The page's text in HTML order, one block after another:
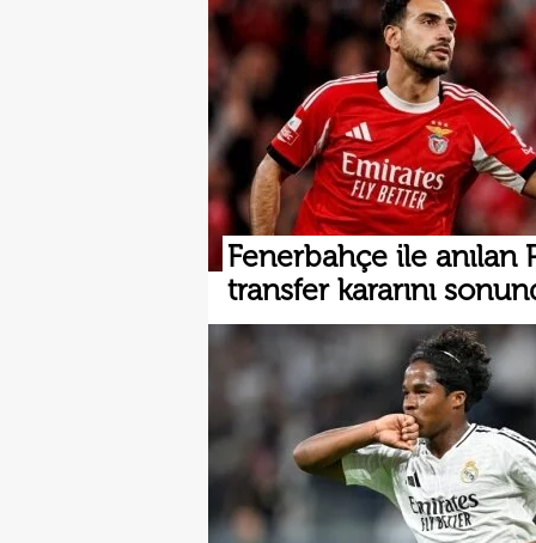
Fenerbahçe ile anılan
transfer kararını